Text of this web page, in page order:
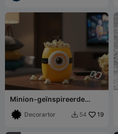
Minion-geïnspireerde
Filmsnackschaal
Decorartor  54 19